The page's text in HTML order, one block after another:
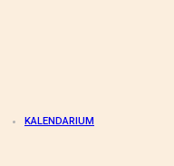
KALENDARIUM